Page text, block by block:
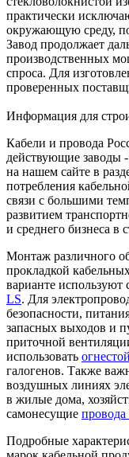
практически
окружающую среду,
Завод продолжает
производственных
спроса. Для
проверенных
Информация для
Кабели и провода
действующие заводы
на нашем сайте в
потребления
связи с большими
развитием
и среднего бизнеса в
Монтаж различного
прокладкой
варианте
LS. Для
безопасности,
запасных выходов и
приточной
использовать
галогенов. Также
воздушных линиях
в жилые дома,
самонесущие
Подробные